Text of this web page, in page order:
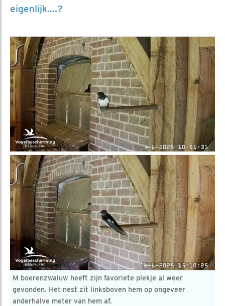
eigenlijk....?
M boerenzwaluw heeft zijn favoriete plekje al weer
gevonden. Het nest zit linksboven hem op ongeveer
anderhalve meter van hem af.